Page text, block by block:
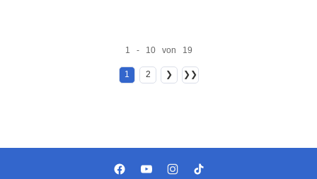
1 - 10 von 19
1 2 ❯ ❯❯